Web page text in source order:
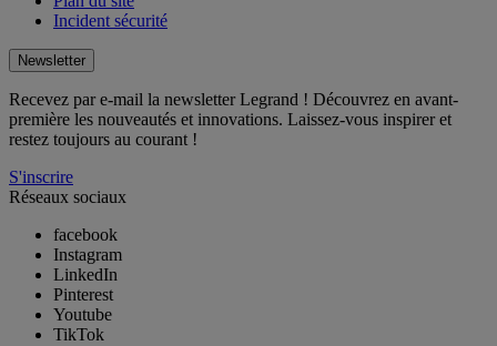
Incident sécurité
Newsletter
Recevez par e-mail la newsletter Legrand ! Découvrez en avant-
première les nouveautés et innovations. Laissez-vous inspirer et
restez toujours au courant !
S'inscrire
Réseaux sociaux
facebook
Instagram
LinkedIn
Pinterest
Youtube
TikTok